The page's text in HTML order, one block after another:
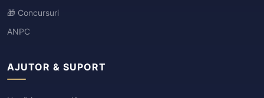
🎁 Concursuri
ANPC
AJUTOR & SUPORT